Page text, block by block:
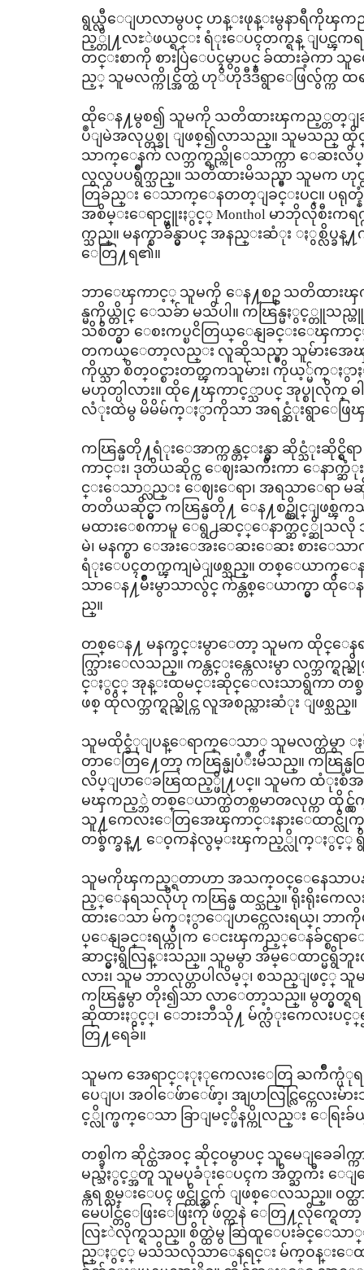
ရွယ္လီေျပာလာမွပင္ ဟန္းဖုန္းမွနာရီကိုၾ
ည့္တို႔လႊဲဖယ္ရင္း ရံုးေပၚတက္ရန္ ျပင္ၾ
တင္းစာကို စားပြဲေပၚမွာပင္ ခ်ထားခဲ့ကာ
ည့္ သူမလက္ကိုင္အိတ္ထဲ ဟုိဟိုဒီဒီရွာေဖြလွ်က္က ထ
ထိုေန႔မွစ၍ သူမကို သတိထားၾကည့္တတ္ျခ
ပဳျမဲအလုပ္တစ္ခု ျဖစ္၍လာသည္။ သူမသည္ ထိုင္
သာက္ေနက် လက္ဘက္ရည္ကိုေသာက္ကာ ေဆ
လွလွပပရွိဳက္သည္။ သတိထားမိသည္မွာ သူမက ဟု
တြခ်ည္း ေသာက္ေနတတ္ျခင္းပင္။ ပရုတ္
အစိမ္းေရာင္ဗူးႏွင့္ Monthol မာဘိုလိုစီးက
က္သည္။ မနက္စာခ်ိန္မွာပင္ အနည္းဆံုး ႏွစ္လိပ္ခ
ေတြ႔ရ၏။
ဘာေၾကာင့္ သူမကို ေန႔စဥ္ သတိထား
န္မကိုယ္တိုင္ ေသခ်ာ မသိပါ။ ကၽြန္မႏွင့္တူသည္
သိစိတ္မွာ ေစးကပ္ၿငိတြယ္ေနျခင္းေၾက
တကယ္ေတာ့လည္း လူဆိုသည္မွာ သူမ်ားအေ
ကိုယ္သာ စိတ္ဝင္စားတတ္ၾကသူမ်ား၊ ကိုယ့္မ်က္
မဟုတ္ပါလား။ ထို႔ေၾကာင့္သာပင္ အုပ္စုလို
လံုးထဲမွ မိမိမ်က္ႏွာကိုသာ အရင္ဆံုးရွာေဖြ
ကၽြန္မတို႔ရံုးေအာက္ကန္တင္းန္ မွာ ဆိုင္သံုးဆိုင္
ကာင္း၊ ဒုတိယဆိုင္က ေဈးႀကီးကာ ေနာက္ဆံုး
င္းေသာ္လည္း ေဈးေရာ၊ အရသာေရာ မ
တတိယဆိုင္မွာ ကၽြန္မတို႔ ေန႔စဥ္ထိုင္ျဖစ္ၾ
မထားေစကာမူ ေရွ႕ဆင့္ေနာက္ဆင့္ဆိုသလို
မဲ၊ မနက္စာ ေအးေအးေဆးေဆး စားေသာက္
ရံုးေပၚတက္ၾကျမဲျဖစ္သည္။ တစ္ေယာက္ေ
သာေန႔မ်ိဳးမွာသာလွ်င္ က်န္တစ္ေယာက္မွာ ထိုေ
ည္။
တစ္ေန႔ မနက္ခင္းမွာေတာ့ သူမက ထိုင္ေနရ
က္သြားေလသည္။ ကန္တင္းန္ကေလးမွာ လက္ဘက္ရ
င္ႏွင့္ အုန္းထမင္းဆိုင္ေလးသာရွိကာ တစ္
ဖစ္ ထိုလက္ဘက္ရည္ဆိုင္က လူအစည္ကားဆံုး ျဖစ္သည္။
သူမထိုင္ခံုျပန္ေရာက္ေသာ္ သူမလက္ထဲမွာ ႏိူ
တာေတြ႔ေတာ့ ကၽြန္မျပံဳးမိသည္။ ကၽြန္မ
လိပ္ျပာေခၽြထည့္ဖို႔ပင္။ သူမက ထံုးစံ
မၾကည့္ဘဲ တစ္ေယာက္ထဲတစ္ကမာၻလုပ္ကာ ထိုင္လွ်
သူ႔ကေလးေတြအေၾကာင္းနားေထာင္လို
တစ္ခ်က္ခန္႔ ေဝ့ကနဲလွမ္းၾကည့္လိုက္ႏွင့္
သူမကိုၾကည့္ရတာဟာ အသက္ဝင္ေနေသာပန္
ည့္ေနရသလိုဟု ကၽြန္မ ထင္သည္။ ရိုးရိုးကေ
ထားေသာ မ်က္ႏွာေျပာင္ကေလးရယ္၊ ဘာကို
ပ္ေနျခင္းရယ္ကိုက ေငးၾကည့္ေနခ်င္စရ
ဆာင္မွႈရွိလြန္းသည္။ သူမမွာ အိမ္ေထာင္မရွိဘူး
လား၊ သူမ ဘာလုပ္တာပါလိမ့္၊ စသည္ျဖင့္
ကၽြန္မမွာ တိုး၍သာ လာေတာ့သည္။ မွတ္မွတ္ရ
ဆိုထားႏွင့္၊ ေဘးဘီသို႔ မ်က္လံုးကေလးပင့္
တြ႔ရေခ်။
သူမက အေရာင္ႏုႏုကေလးေတြ ႀကိဳက္ပံုရ
ပေျပ၊ အဝါေဖ်ာေဖ်ာ့၊ အျပာလြင္လြင္ကေလး
င့္လိုက္ဖက္ေသာ ခြာျမင့္ဖိနပ္ကိုလည္း ေရြ
တစ္ခါက ဆိုင္ထဲအဝင္ ဆိုင္ဝမွာပင္ သူမေျခေခါ
မည္သံႏွင့္အတူ သူမပုခံုးေပၚက အိတ္ႀကီး ေျ
န္ကရစ္လမ္းေပၚ ဖင္ထိုင္အက် ျဖစ္ေလသည္။ ဝတ္
မေပါင္တံေဖြးေဖြးကို ဖ်တ္ကနဲ ေတြ႔လိုက္ရ
လြႊဲလိုက္ရသည္။ စိတ္ထဲမွ ဆြဲထူေပးခ်င္ေသာ္ျင
ည္ႏွင့္ မသိသလိုသာေနရင္း မ်က္ဝန္းေထ